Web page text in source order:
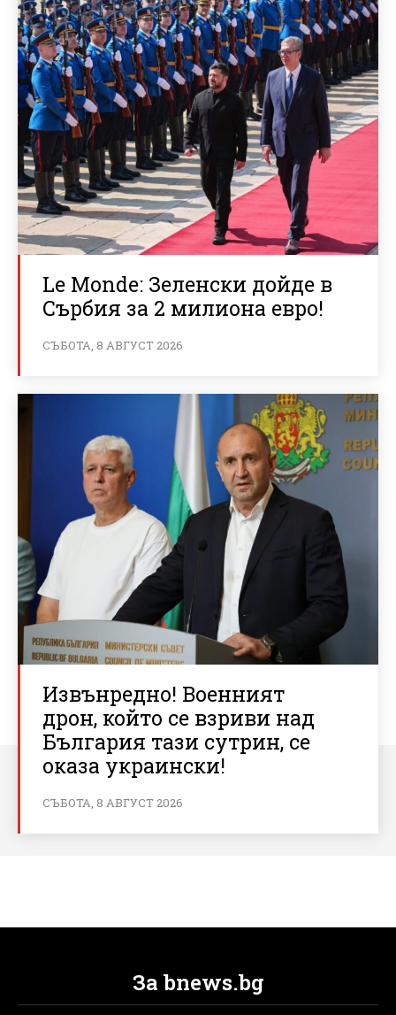
Le Monde: Зеленски дойде в
Сърбия за 2 милиона евро!
СЪБОТА, 8 АВГУСТ 2026
Извънредно! Военният
дрон, който се взриви над
България тази сутрин, се
оказа украински!
СЪБОТА, 8 АВГУСТ 2026
За bnews.bg